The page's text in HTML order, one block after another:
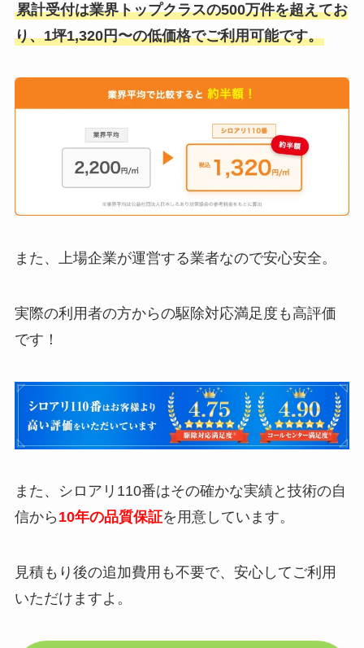
累計受付は業界トップクラスの500万件を超えてお
り、1坪1,320円〜の低価格でご利用可能です。
また、上場企業が運営する業者なので安心安全。
実際の利用者の方からの駆除対応満足度も高評価
です！
また、シロアリ110番はその確かな実績と技術の自
信から 10年の品質保証を用意しています。
見積もり後の追加費用も不要で、安心してご利用
いただけますよ。